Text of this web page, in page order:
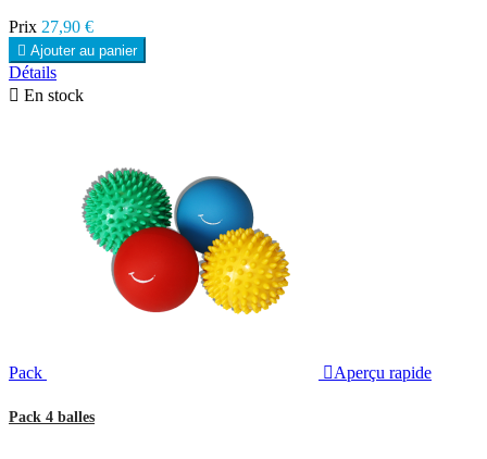
Prix 27,90 €
 Ajouter au panier
Détails
 En stock
Pack Aperçu rapide
Pack 4 balles